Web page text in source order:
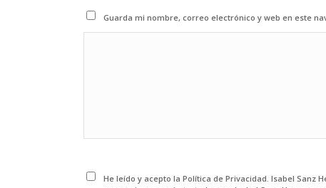
Guarda mi nombre, correo electrónico y web en este
He leído y acepto la Política de Privacidad. Isabel